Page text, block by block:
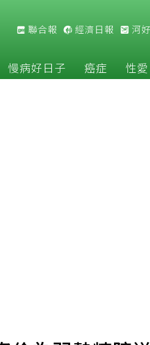
聯合報 經濟日報 河
慢病好日子 癌症 性愛